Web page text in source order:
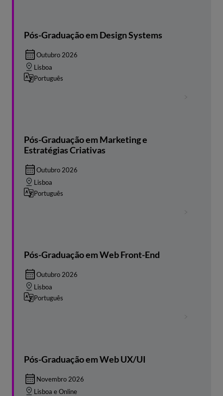
Pós-Graduação em Design Systems
Outubro 2026
Lisboa
Português
Pós-Graduação em Marketing e
Estratégias Criativas
Outubro 2026
Lisboa
Português
Pós-Graduação em Web Front-End
Outubro 2026
Lisboa
Português
Pós-Graduação em Web UX/UI
Novembro 2026
Lisboa e Online